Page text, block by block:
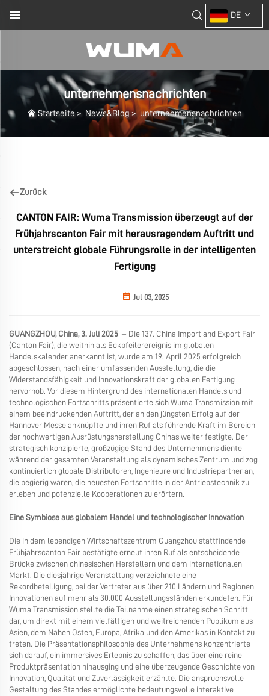
DE
unternehmensnachrichten
Startseite > News&Blog> unternehmensnachrichten
Zurück
CANTON FAIR: Wuma Transmission überzeugt auf der
Frühjahrscanton Fair mit herausragendem Auftritt und
unterstreicht globale Führungsrolle in der intelligenten
Fertigung
Jul 03, 2025
GUANGZHOU, China, 3. Juli 2025 – Die 137. China Import and Export Fair
(Canton Fair), die weithin als Eckpfeilerereignis im globalen
Handelskalender anerkannt ist, wurde am 19. April 2025 erfolgreich
abgeschlossen, nach einer umfassenden Ausstellung, die die
Widerstandsfähigkeit und Innovationskraft der globalen Fertigung
hervorhob. Vor diesem Hintergrund des internationalen Handels und
technologischen Fortschritts präsentierte sich Wuma Transmission mit
einem beeindruckenden Auftritt, der an den jüngsten Erfolg auf der
Hannover Messe anknüpfte und ihren Ruf als führende Kraft im Bereich
der hochwertigen Ausrüstungsherstellung Chinas weiter festigte. Der
strategisch konzipierte, großzügige Stand des Unternehmens diente
während der gesamten Veranstaltung als dynamisches Zentrum und zog
kontinuierlich globale Distributoren, Ingenieure und Industriepartner an,
die begierig waren, die neuesten Fortschritte in der Antriebstechnik zu
erleben und potenzielle Kooperationen zu erörtern.
Eine Symbiose aus globalem Handel und technologischer Innovation
Die in dem lebendigen Wirtschaftszentrum Guangzhou stattfindende
Frühjahrscanton Fair bestätigte erneut ihren Ruf als entscheidende
Brücke zwischen chinesischen Herstellern und dem internationalen
Markt. Die diesjährige Veranstaltung verzeichnete eine
Rekordbeteiligung, bei der Vertreter aus über 210 Ländern und Regionen
Innovationen auf mehr als 30.000 Ausstellungsständen erkundeten. Für
Wuma Transmission stellte die Teilnahme einen strategischen Schritt
dar, um direkt mit einem vielfältigen und weitreichenden Publikum aus
Asien, dem Nahen Osten, Europa, Afrika und den Amerikas in Kontakt zu
treten. Die Präsentationsphilosophie des Unternehmens konzentrierte
sich darauf, ein immersives Erlebnis zu schaffen, das über eine reine
Produktpräsentation hinausging und eine überzeugende Geschichte von
Innovation, Qualität und Zuverlässigkeit erzählte. Die anspruchsvolle
Gestaltung des Standes ermöglichte bedeutungsvolle interaktive